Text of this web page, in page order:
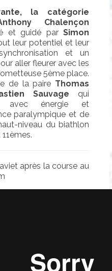
la catégorie
Chalençon
et guidé par Simon
leur potentiel et leur
et un
aller fleurer avec les
5ème place.
de la paire Thomas
Sauvage qui
avec énergie et
paralympique et de
niveau du biathlon
après la course au